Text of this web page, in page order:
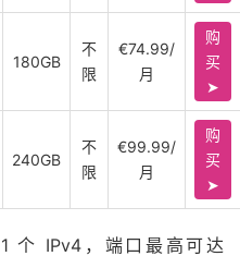
180GB
不
限
€74.99/
月
购
买
➤
240GB
不
限
€99.99/
月
购
买
➤
个 IPv4，端口最高可达